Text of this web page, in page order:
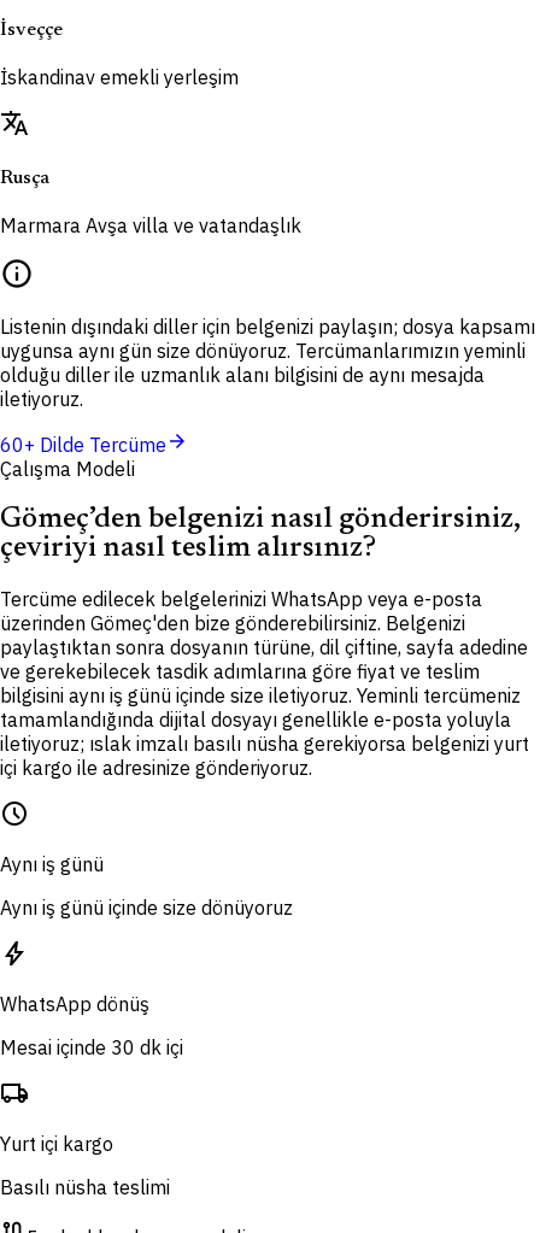
İsveççe
İskandinav emekli yerleşim
translate
Rusça
Marmara Avşa villa ve vatandaşlık
info
Listenin dışındaki diller için belgenizi paylaşın; dosya kapsamı
uygunsa aynı gün size dönüyoruz. Tercümanlarımızın yeminli
olduğu diller ile uzmanlık alanı bilgisini de aynı mesajda
iletiyoruz.
60+ Dilde Tercüme arrow_forward
Çalışma Modeli
Gömeç’den belgenizi nasıl gönderirsiniz,
çeviriyi nasıl teslim alırsınız?
Tercüme edilecek belgelerinizi WhatsApp veya e-posta
üzerinden Gömeç'den bize gönderebilirsiniz. Belgenizi
paylaştıktan sonra dosyanın türüne, dil çiftine, sayfa adedine
ve gerekebilecek tasdik adımlarına göre fiyat ve teslim
bilgisini aynı iş günü içinde size iletiyoruz. Yeminli tercümeniz
tamamlandığında dijital dosyayı genellikle e-posta yoluyla
iletiyoruz; ıslak imzalı basılı nüsha gerekiyorsa belgenizi yurt
içi kargo ile adresinize gönderiyoruz.
schedule
Aynı iş günü
Aynı iş günü içinde size dönüyoruz
bolt
WhatsApp dönüş
Mesai içinde 30 dk içi
local_shipping
Yurt içi kargo
Basılı nüsha teslimi